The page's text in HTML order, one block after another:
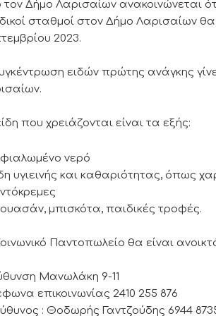
Δήμο Λαρισαίων ανακοινώνεται
σταθμοί στον Δήμο Λαρισαίων
2023.
ειδών πρώτης ανάγκης
που χρειάζονται είναι τα εξής:
νερό
υγιεινής και καθαριότητας, όπως
μπισκότα, παιδικές τροφές.
Παντοπωλείο θα είναι
Μανωλάκη 9-11
επικοινωνίας 2410 255 876
: Θοδωρής Γαντζούδης 6944